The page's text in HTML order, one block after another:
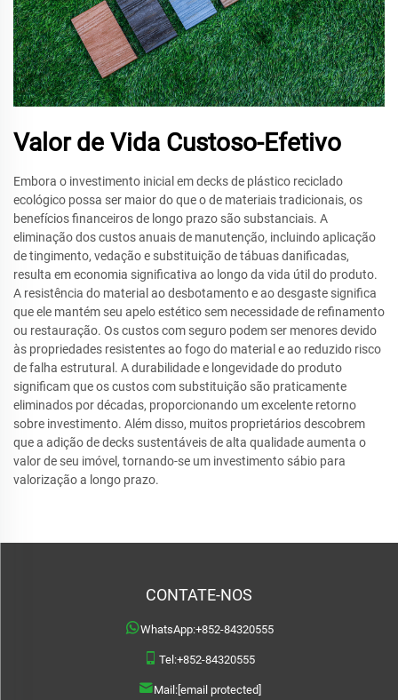
Valor de Vida Custoso-Efetivo
Embora o investimento inicial em decks de plástico reciclado
ecológico possa ser maior do que o de materiais tradicionais, os
benefícios financeiros de longo prazo são substanciais. A
eliminação dos custos anuais de manutenção, incluindo aplicação
de tingimento, vedação e substituição de tábuas danificadas,
resulta em economia significativa ao longo da vida útil do produto.
A resistência do material ao desbotamento e ao desgaste significa
que ele mantém seu apelo estético sem necessidade de refinamento
ou restauração. Os custos com seguro podem ser menores devido
às propriedades resistentes ao fogo do material e ao reduzido risco
de falha estrutural. A durabilidade e longevidade do produto
significam que os custos com substituição são praticamente
eliminados por décadas, proporcionando um excelente retorno
sobre investimento. Além disso, muitos proprietários descobrem
que a adição de decks sustentáveis de alta qualidade aumenta o
valor de seu imóvel, tornando-se um investimento sábio para
valorização a longo prazo.
CONTATE-NOS
WhatsApp:+852-84320555
Tel:+852-84320555
Mail:[email protected]